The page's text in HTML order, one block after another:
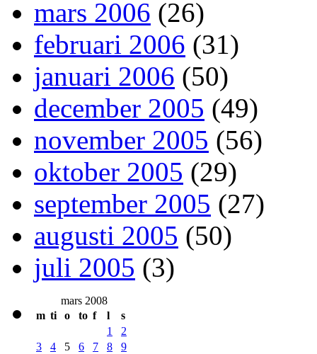
mars 2006 (26)
februari 2006 (31)
januari 2006 (50)
december 2005 (49)
november 2005 (56)
oktober 2005 (29)
september 2005 (27)
augusti 2005 (50)
juli 2005 (3)
mars 2008
m ti o to f l s
1
2
3
4 5 6 7 8
9